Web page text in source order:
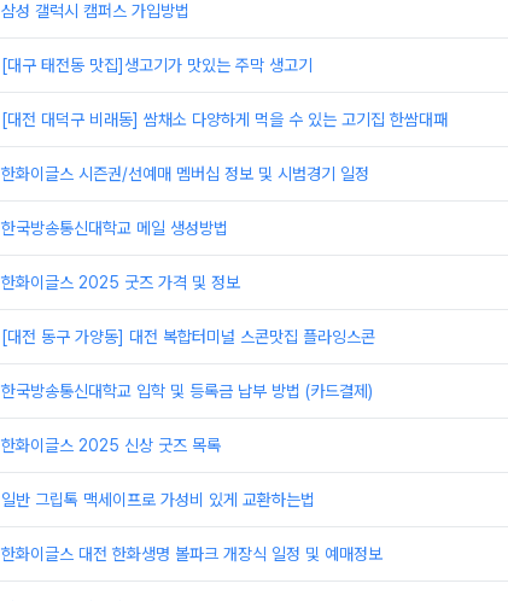
삼성 갤럭시 캠퍼스 가입방법
[대구 태전동 맛집]생고기가 맛있는 주막 생고기
[대전 대덕구 비래동] 쌈채소 다양하게 먹을 수 있는 고기집 한쌈대패
한화이글스 시즌권/선예매 멤버십 정보 및 시범경기 일정
한국방송통신대학교 메일 생성방법
한화이글스 2025 굿즈 가격 및 정보
[대전 동구 가양동] 대전 복합터미널 스콘맛집 플라잉스콘
한국방송통신대학교 입학 및 등록금 납부 방법 (카드결제)
한화이글스 2025 신상 굿즈 목록
일반 그립톡 맥세이프로 가성비 있게 교환하는법
한화이글스 대전 한화생명 볼파크 개장식 일정 및 예매정보